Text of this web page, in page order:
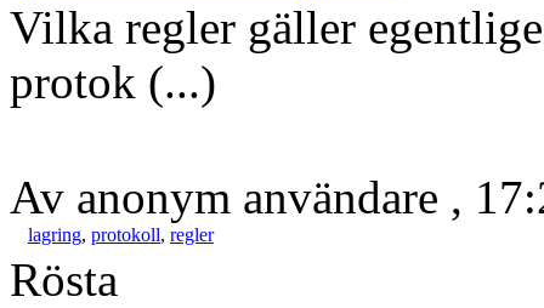
Vilka regler gäller
protok (...)
Av anonym användare ,
lagring, protokoll, regler
Rösta